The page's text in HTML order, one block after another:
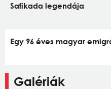
Safikada legendája
Egy 96 éves magyar
Galériák